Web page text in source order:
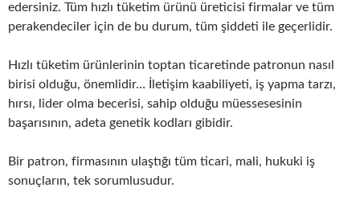
edersiniz. Tüm hızlı tüketim ürünü üreticisi firmalar ve tüm
perakendeciler için de bu durum, tüm şiddeti ile geçerlidir.
Hızlı tüketim ürünlerinin toptan ticaretinde patronun nasıl
birisi olduğu, önemlidir… İletişim kaabiliyeti, iş yapma tarzı,
hırsı, lider olma becerisi, sahip olduğu müessesesinin
başarısının, adeta genetik kodları gibidir.
Bir patron, firmasının ulaştığı tüm ticari, mali, hukuki iş
sonuçların, tek sorumlusudur.